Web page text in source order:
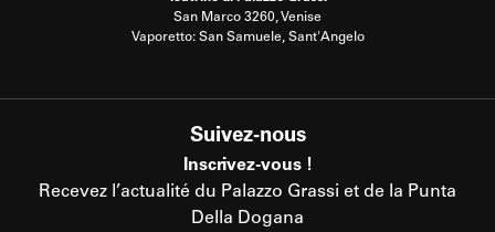
San Marco 3260, Venise
Vaporetto: San Samuele, Sant'Angelo
Suivez-nous
Inscrivez-vous !
Recevez l’actualité du Palazzo Grassi et de la Punta
Della Dogana